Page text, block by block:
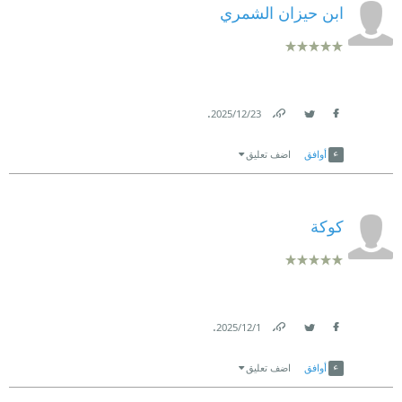
ابن حيزان الشمري
23‏/12‏/2025
.
أوافق اضف تعليق
كوكة
1‏/12‏/2025
.
أوافق اضف تعليق